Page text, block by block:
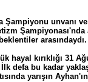
Şampiyonu unvanı
Şampiyonası'nda
arasındaydı.
hayal kırıklığı 31
defa bu kadar
yarışın